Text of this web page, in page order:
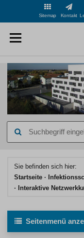
Sitemap Kontakt
eingeben
Sie befinden sich hier:
Startseite
Interaktive
Seitenmenü